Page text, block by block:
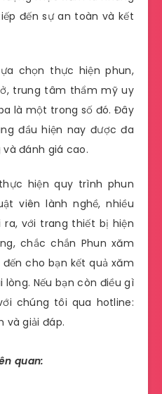
đến sự an toàn và kết
chọn thực hiện phun,
trung tâm thẩm mỹ uy
là một trong số đó. Đây
đầu hiện nay được đa
đánh giá cao.
hiện quy trình phun
viên lành nghề, nhiều
ra, với trang thiết bị hiện
chắc chắn Phun xăm
cho bạn kết quả xăm
Nếu bạn còn điều gì
chúng tôi qua hotline:
và giải đáp.
quan: